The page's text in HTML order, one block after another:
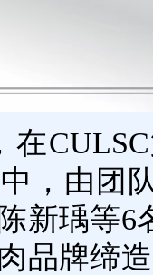
在
中，由团
新瑀等
品牌缔